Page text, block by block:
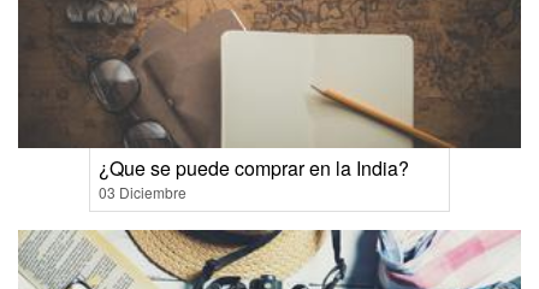
¿Que se puede comprar en la India?
03 Diciembre